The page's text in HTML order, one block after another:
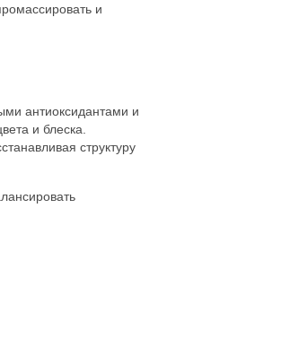
и
антиоксидантами и
и блеска.
структуру